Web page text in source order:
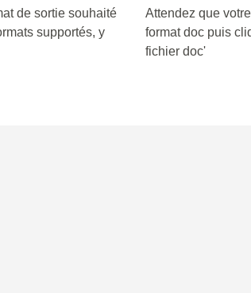
de sortie souhaité
supportés, y
Attendez que
format doc puis
fichier doc'